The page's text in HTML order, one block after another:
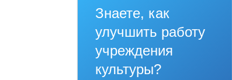
Знаете, как
улучшить работу
учреждения
культуры?